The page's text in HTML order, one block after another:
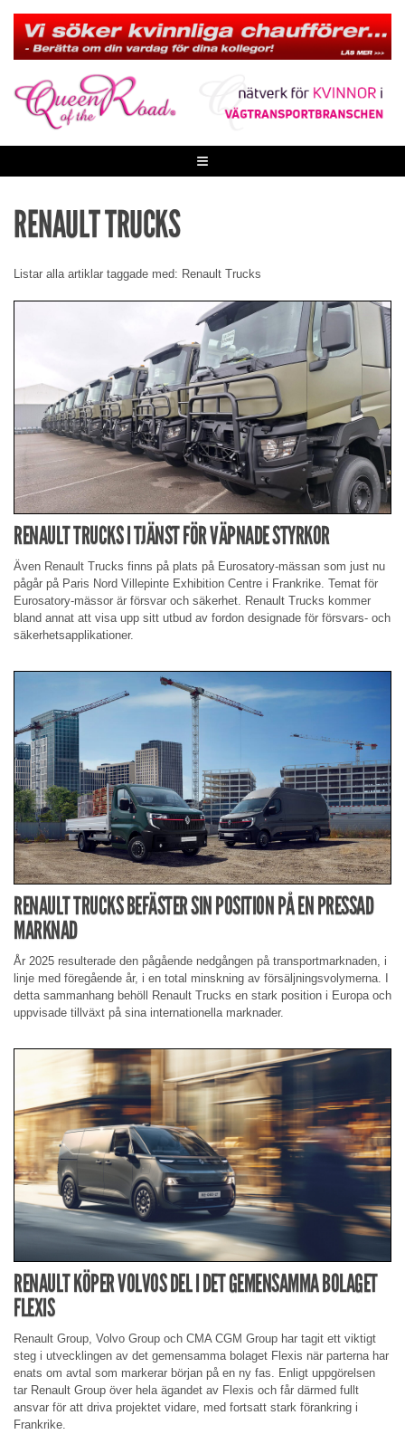
content
≡
RENAULT TRUCKS
Listar alla artiklar taggade med: Renault Trucks
RENAULT TRUCKS I TJÄNST FÖR VÄPNADE STYRKOR
Även Renault Trucks finns på plats på Eurosatory-mässan som just nu
pågår på Paris Nord Villepinte Exhibition Centre i Frankrike. Temat för
Eurosatory-mässor är försvar och säkerhet. Renault Trucks kommer
bland annat att visa upp sitt utbud av fordon designade för försvars- och
säkerhetsapplikationer.
RENAULT TRUCKS BEFÄSTER SIN POSITION PÅ EN PRESSAD
MARKNAD
År 2025 resulterade den pågående nedgången på transportmarknaden, i
linje med föregående år, i en total minskning av försäljningsvolymerna. I
detta sammanhang behöll Renault Trucks en stark position i Europa och
uppvisade tillväxt på sina internationella marknader.
RENAULT KÖPER VOLVOS DEL I DET GEMENSAMMA BOLAGET
FLEXIS
Renault Group, Volvo Group och CMA CGM Group har tagit ett viktigt
steg i utvecklingen av det gemensamma bolaget Flexis när parterna har
enats om avtal som markerar början på en ny fas. Enligt uppgörelsen
tar Renault Group över hela ägandet av Flexis och får därmed fullt
ansvar för att driva projektet vidare, med fortsatt stark förankring i
Frankrike.